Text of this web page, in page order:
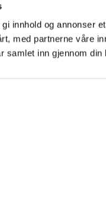
innhold og annonser
med partnerne våre
samlet inn gjennom